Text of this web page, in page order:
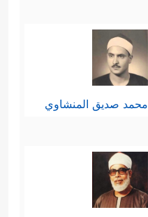
محمد صديق المنشاوي